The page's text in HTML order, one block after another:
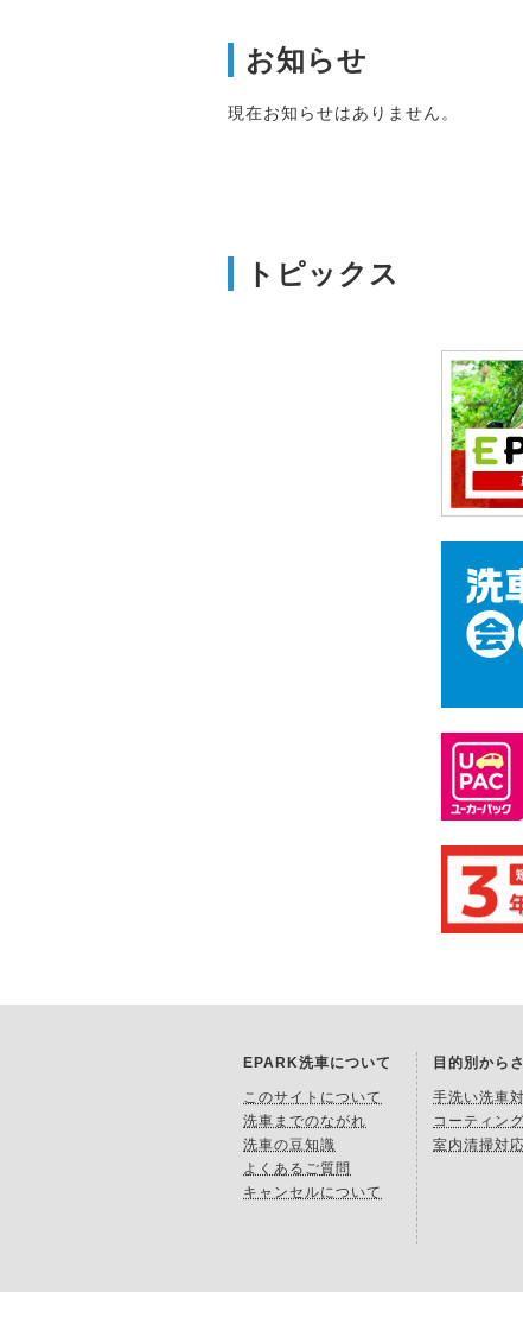
お知らせ
現在お知らせはありません。
トピックス
EPARK洗車について
このサイトについて
洗車までのながれ
洗車の豆知識
よくあるご質問
キャンセルについて
目的別から
手洗い洗車
コーティン
室内清掃対